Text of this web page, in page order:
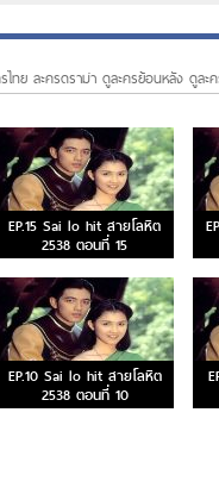
ไทย ละครดราม่า ดูละครย้อนหลัง ดูล
EP.15 Sai lo hit สายโลหิต
2538 ตอนที่ 15
EP.10 Sai lo hit สายโลหิต
2538 ตอนที่ 10